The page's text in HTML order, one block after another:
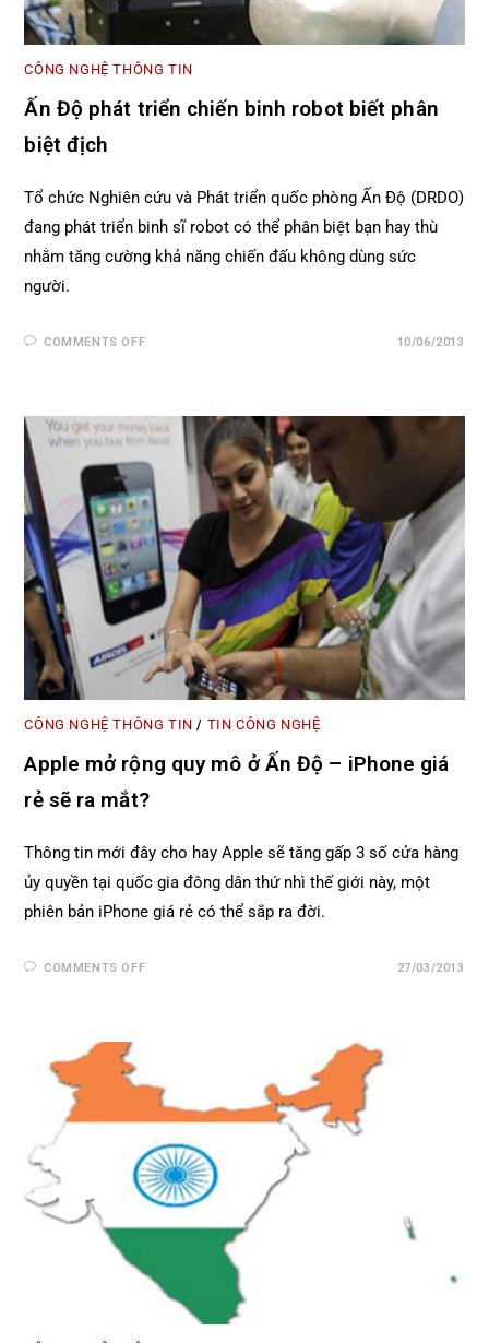
CÔNG NGHỆ THÔNG TIN
Ấn Độ phát triển chiến binh robot biết phân
biệt địch
Tổ chức Nghiên cứu và Phát triển quốc phòng Ấn Độ (DRDO)
đang phát triển binh sĩ robot có thể phân biệt bạn hay thù
nhằm tăng cường khả năng chiến đấu không dùng sức
người.
COMMENTS OFF 10/06/2013
CÔNG NGHỆ THÔNG TIN / TIN CÔNG NGHỆ
Apple mở rộng quy mô ở Ấn Độ – iPhone giá
rẻ sẽ ra mắt?
Thông tin mới đây cho hay Apple sẽ tăng gấp 3 số cửa hàng
ủy quyền tại quốc gia đông dân thứ nhì thế giới này, một
phiên bản iPhone giá rẻ có thể sắp ra đời.
COMMENTS OFF 27/03/2013